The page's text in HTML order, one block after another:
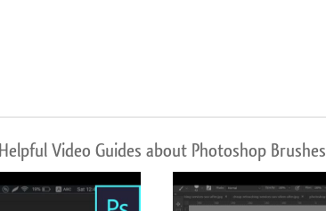
Helpful Video Guides about Photoshop Brushes